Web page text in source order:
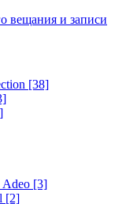
вещания и записи
[38]
[3]
[2]